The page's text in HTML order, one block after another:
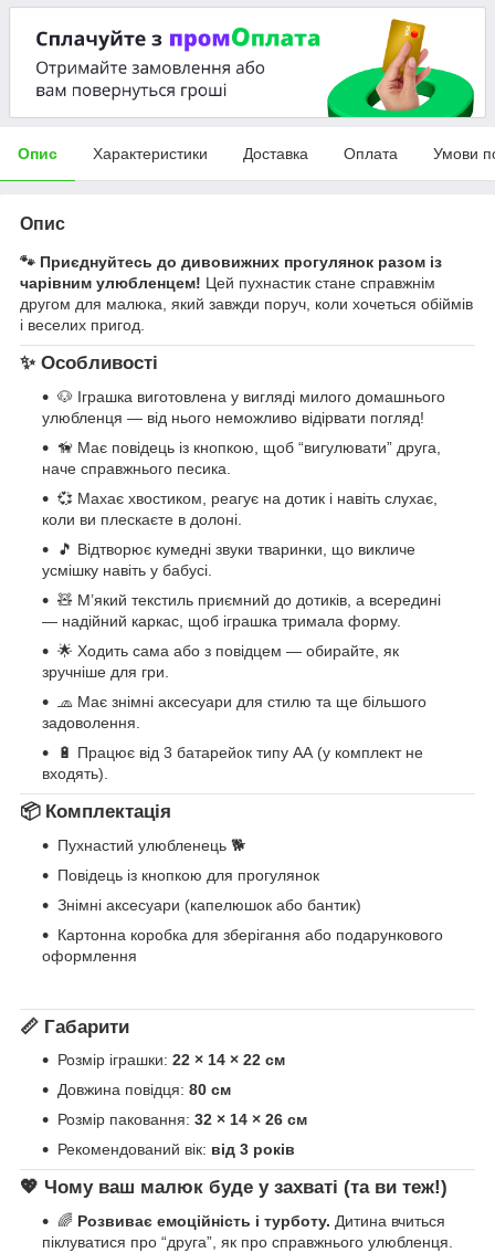
Опис Характеристики Доставка Оплата Умови
Опис
🐾 Приєднуйтесь до дивовижних прогулянок разом із
чарівним улюбленцем! Цей пухнастик стане справжнім
другом для малюка, який завжди поруч, коли хочеться обіймів
і веселих пригод.
✨ Особливості
🐶 Іграшка виготовлена у вигляді милого домашнього
улюбленця — від нього неможливо відірвати погляд!
🦮 Має повідець із кнопкою, щоб “вигулювати” друга,
наче справжнього песика.
💞 Махає хвостиком, реагує на дотик і навіть слухає,
коли ви плескаєте в долоні.
🎵 Відтворює кумедні звуки тваринки, що викличе
усмішку навіть у бабусі.
🧸 М’який текстиль приємний до дотиків, а всередині
— надійний каркас, щоб іграшка тримала форму.
🌟 Ходить сама або з повідцем — обирайте, як
зручніше для гри.
🧢 Має знімні аксесуари для стилю та ще більшого
задоволення.
🔋 Працює від 3 батарейок типу АА (у комплект не
входять).
📦 Комплектація
Пухнастий улюбленець 🐕
Повідець із кнопкою для прогулянок
Знімні аксесуари (капелюшок або бантик)
Картонна коробка для зберігання або подарункового
оформлення
📏 Габарити
Розмір іграшки: 22 × 14 × 22 см
Довжина повідця: 80 см
Розмір паковання: 32 × 14 × 26 см
Рекомендований вік: від 3 років
💖 Чому ваш малюк буде у захваті (та ви теж!)
🌈 Розвиває емоційність і турботу. Дитина вчиться
піклуватися про “друга”, як про справжнього улюбленця.